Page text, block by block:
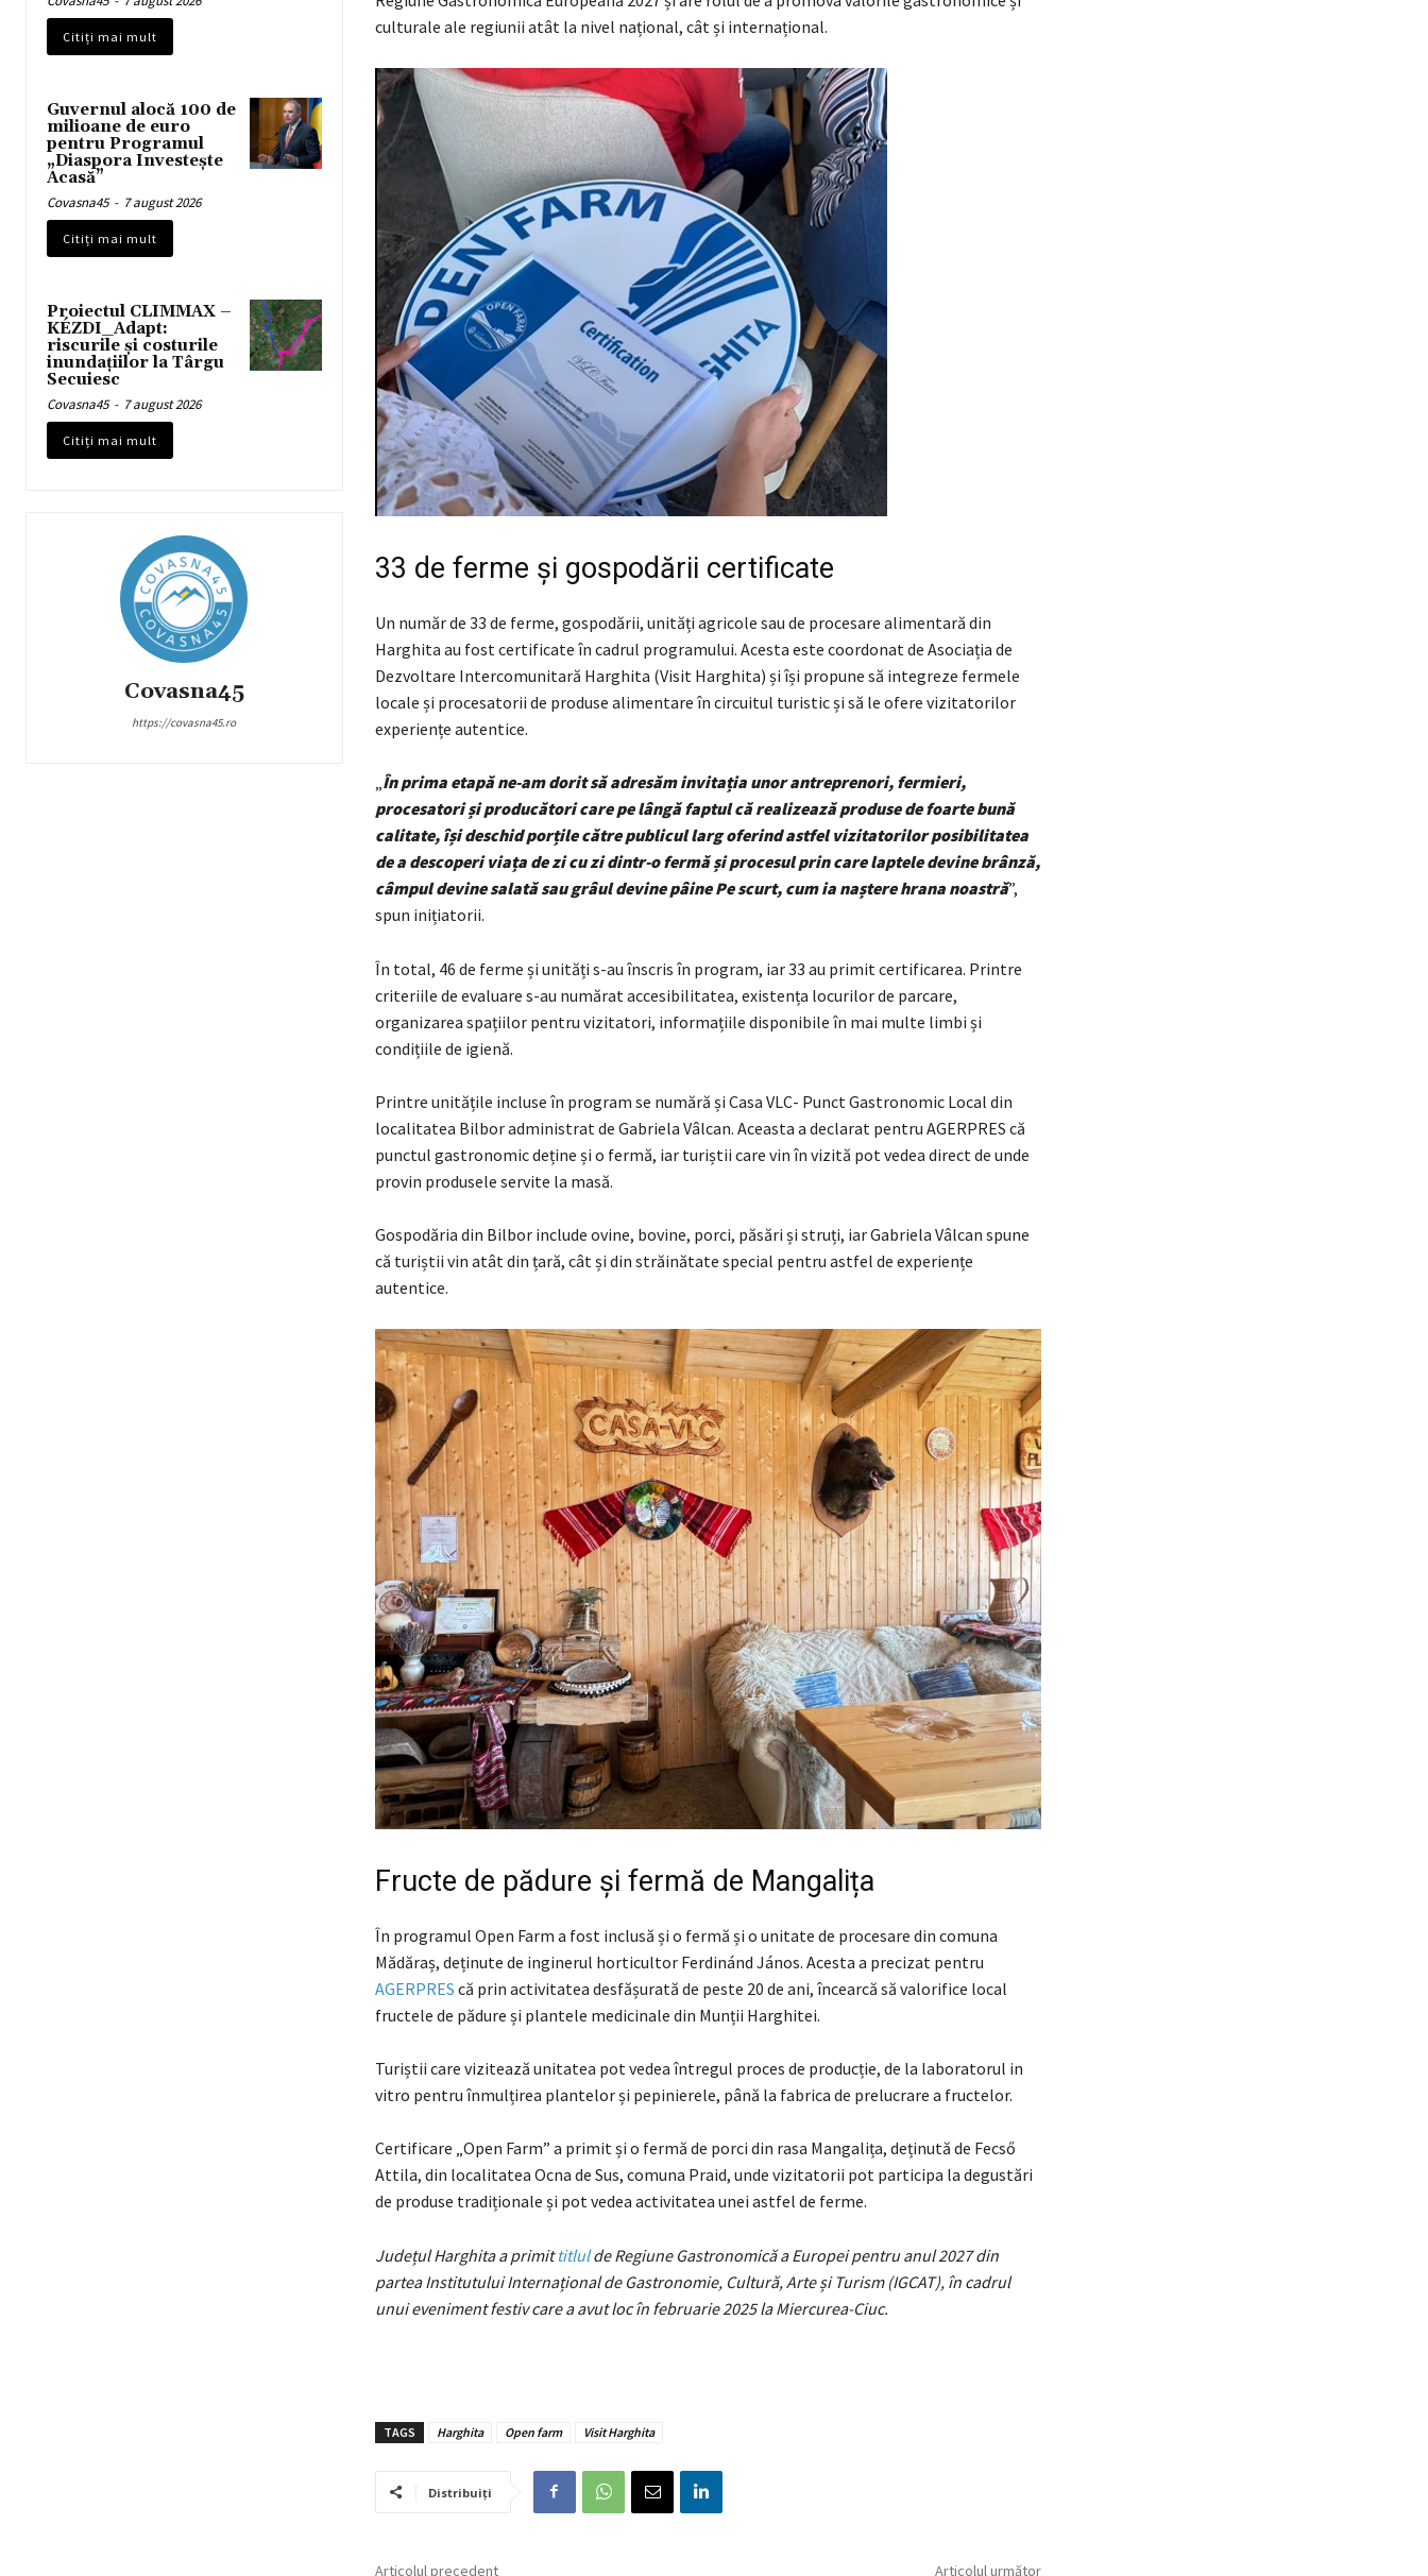
Citiți mai mult
Guvernul alocă 100 de
milioane de euro
pentru Programul
„Diaspora Investește
Acasă”
Covasna45 - 7 august 2026
Citiți mai mult
Proiectul CLIMMAX –
KÉZDI_Adapt:
riscurile și costurile
inundațiilor la Târgu
Secuiesc
Covasna45 - 7 august 2026
Citiți mai mult
Covasna45
https://covasna45.ro
culturale ale regiunii atât la nivel național, cât și internațional.
33 de ferme și gospodării certificate
Un număr de 33 de ferme, gospodării, unități agricole sau de procesare alimentară din
Harghita au fost certificate în cadrul programului. Acesta este coordonat de Asociația de
Dezvoltare Intercomunitară Harghita (Visit Harghita) și își propune să integreze fermele
locale și procesatorii de produse alimentare în circuitul turistic și să le ofere vizitatorilor
experiențe autentice.
„În prima etapă ne-am dorit să adresăm invitația unor antreprenori, fermieri,
procesatori și producători care pe lângă faptul că realizează produse de foarte bună
calitate, își deschid porțile către publicul larg oferind astfel vizitatorilor posibilitatea
de a descoperi viața de zi cu zi dintr-o fermă și procesul prin care laptele devine brânză,
câmpul devine salată sau grâul devine pâine Pe scurt, cum ia naștere hrana noastră”,
spun inițiatorii.
În total, 46 de ferme și unități s-au înscris în program, iar 33 au primit certificarea. Printre
criteriile de evaluare s-au numărat accesibilitatea, existența locurilor de parcare,
organizarea spațiilor pentru vizitatori, informațiile disponibile în mai multe limbi și
condițiile de igienă.
Printre unitățile incluse în program se numără și Casa VLC- Punct Gastronomic Local din
localitatea Bilbor administrat de Gabriela Vâlcan. Aceasta a declarat pentru AGERPRES că
punctul gastronomic deține și o fermă, iar turiștii care vin în vizită pot vedea direct de unde
provin produsele servite la masă.
Gospodăria din Bilbor include ovine, bovine, porci, păsări și struți, iar Gabriela Vâlcan spune
că turiștii vin atât din țară, cât și din străinătate special pentru astfel de experiențe
autentice.
Fructe de pădure și fermă de Mangalița
În programul Open Farm a fost inclusă și o fermă și o unitate de procesare din comuna
Mădăraș, deținute de inginerul horticultor Ferdinánd János. Acesta a precizat pentru
AGERPRES că prin activitatea desfășurată de peste 20 de ani, încearcă să valorifice local
fructele de pădure și plantele medicinale din Munții Harghitei.
Turiștii care vizitează unitatea pot vedea întregul proces de producție, de la laboratorul in
vitro pentru înmulțirea plantelor și pepinierele, până la fabrica de prelucrare a fructelor.
Certificare „Open Farm” a primit și o fermă de porci din rasa Mangalița, deținută de Fecső
Attila, din localitatea Ocna de Sus, comuna Praid, unde vizitatorii pot participa la degustări
de produse tradiționale și pot vedea activitatea unei astfel de ferme.
Județul Harghita a primittitlulde Regiune Gastronomică a Europei pentru anul 2027 din
partea Institutului Internațional de Gastronomie, Cultură, Arte și Turism (IGCAT), în cadrul
unui eveniment festiv care a avut loc în februarie 2025 la Miercurea-Ciuc.
TAGS Harghita Open farm Visit Harghita
Distribuiți
Articolul precedent Articolul următor